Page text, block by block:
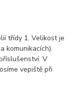
třídy 1. Velikost je
komunikacích).
V
vepiště při